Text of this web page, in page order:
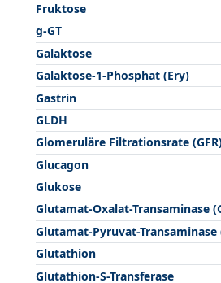
Fruktose
g-GT
Galaktose
Galaktose-1-Phosphat (Ery)
Gastrin
GLDH
Glomeruläre Filtrationsrate
Glucagon
Glukose
Glutamat-Oxalat-Transaminase
Glutamat-Pyruvat-Transaminase
Glutathion
Glutathion-S-Transferase